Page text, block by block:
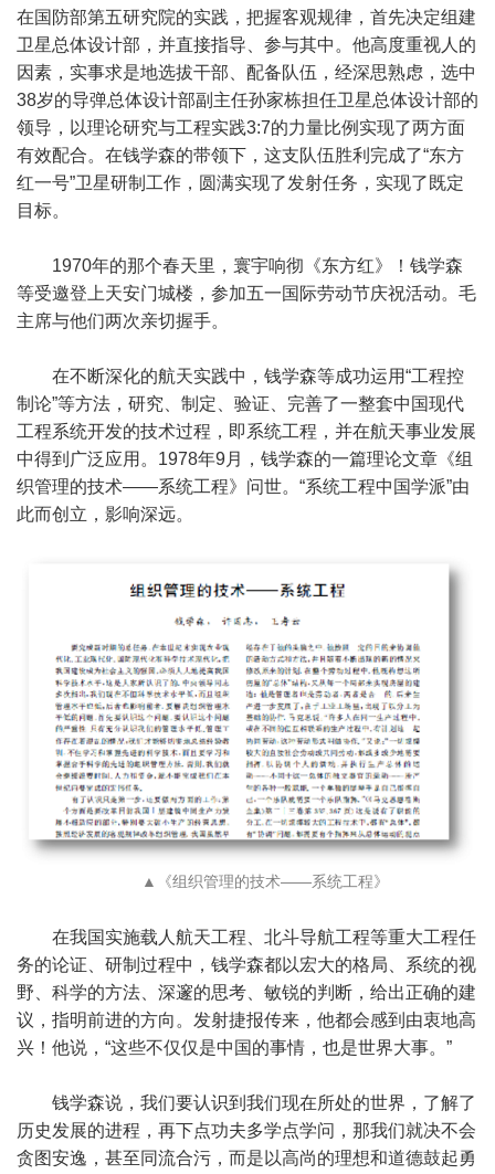
在国防部第五研究院的实践，把握客观规律，首先决定组建
卫星总体设计部，并直接指导、参与其中。他高度重视人的
因素，实事求是地选拔干部、配备队伍，经深思熟虑，选中
38岁的导弹总体设计部副主任孙家栋担任卫星总体设计部的
领导，以理论研究与工程实践3:7的力量比例实现了两方面
有效配合。在钱学森的带领下，这支队伍胜利完成了“东方
红一号”卫星研制工作，圆满实现了发射任务，实现了既定
目标。
1970年的那个春天里，寰宇响彻《东方红》！钱学森
等受邀登上天安门城楼，参加五一国际劳动节庆祝活动。毛
主席与他们两次亲切握手。
在不断深化的航天实践中，钱学森等成功运用“工程控
制论”等方法，研究、制定、验证、完善了一整套中国现代
工程系统开发的技术过程，即系统工程，并在航天事业发展
中得到广泛应用。1978年9月，钱学森的一篇理论文章《组
织管理的技术——系统工程》问世。“系统工程中国学派”由
此而创立，影响深远。
▲《组织管理的技术——系统工程》
在我国实施载人航天工程、北斗导航工程等重大工程任
务的论证、研制过程中，钱学森都以宏大的格局、系统的视
野、科学的方法、深邃的思考、敏锐的判断，给出正确的建
议，指明前进的方向。发射捷报传来，他都会感到由衷地高
兴！他说，“这些不仅仅是中国的事情，也是世界大事。”
钱学森说，我们要认识到我们现在所处的世界，了解了
历史发展的进程，再下点功夫多学点学问，那我们就决不会
贪图安逸，甚至同流合污，而是以高尚的理想和道德鼓起勇